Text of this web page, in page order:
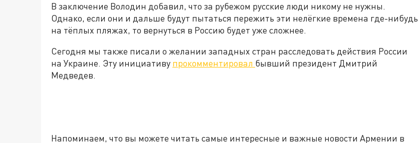
В заключение Володин добавил, что за рубежом русские люди никому не нужны.
Однако, если они и дальше будут пытаться пережить эти нелёгкие времена где-нибудь
на тёплых пляжах, то вернуться в Россию будет уже сложнее.
Сегодня мы также писали о желании западных стран расследовать действия России
на Украине. Эту инициативу прокомментировал бывший президент Дмитрий
Медведев.
Напоминаем, что вы можете читать самые интересные и важные новости Армении в